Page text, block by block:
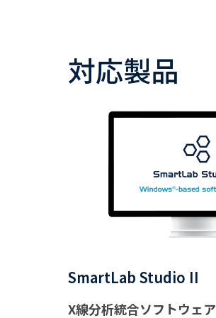
対応製品
SmartLab Studio II
X線分析統合ソフトウェア